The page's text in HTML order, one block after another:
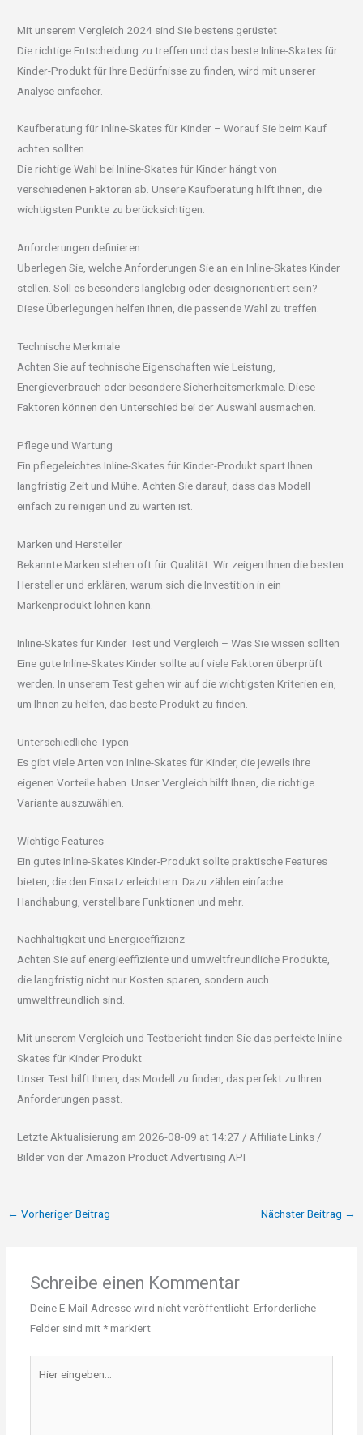
Mit unserem Vergleich 2024 sind Sie bestens gerüstet
Die richtige Entscheidung zu treffen und das beste Inline-Skates für
Kinder-Produkt für Ihre Bedürfnisse zu finden, wird mit unserer
Analyse einfacher.
Kaufberatung für Inline-Skates für Kinder – Worauf Sie beim Kauf
achten sollten
Die richtige Wahl bei Inline-Skates für Kinder hängt von
verschiedenen Faktoren ab. Unsere Kaufberatung hilft Ihnen, die
wichtigsten Punkte zu berücksichtigen.
Anforderungen definieren
Überlegen Sie, welche Anforderungen Sie an ein Inline-Skates Kinder
stellen. Soll es besonders langlebig oder designorientiert sein?
Diese Überlegungen helfen Ihnen, die passende Wahl zu treffen.
Technische Merkmale
Achten Sie auf technische Eigenschaften wie Leistung,
Energieverbrauch oder besondere Sicherheitsmerkmale. Diese
Faktoren können den Unterschied bei der Auswahl ausmachen.
Pflege und Wartung
Ein pflegeleichtes Inline-Skates für Kinder-Produkt spart Ihnen
langfristig Zeit und Mühe. Achten Sie darauf, dass das Modell
einfach zu reinigen und zu warten ist.
Marken und Hersteller
Bekannte Marken stehen oft für Qualität. Wir zeigen Ihnen die besten
Hersteller und erklären, warum sich die Investition in ein
Markenprodukt lohnen kann.
Inline-Skates für Kinder Test und Vergleich – Was Sie wissen sollten
Eine gute Inline-Skates Kinder sollte auf viele Faktoren überprüft
werden. In unserem Test gehen wir auf die wichtigsten Kriterien ein,
um Ihnen zu helfen, das beste Produkt zu finden.
Unterschiedliche Typen
Es gibt viele Arten von Inline-Skates für Kinder, die jeweils ihre
eigenen Vorteile haben. Unser Vergleich hilft Ihnen, die richtige
Variante auszuwählen.
Wichtige Features
Ein gutes Inline-Skates Kinder-Produkt sollte praktische Features
bieten, die den Einsatz erleichtern. Dazu zählen einfache
Handhabung, verstellbare Funktionen und mehr.
Nachhaltigkeit und Energieeffizienz
Achten Sie auf energieeffiziente und umweltfreundliche Produkte,
die langfristig nicht nur Kosten sparen, sondern auch
umweltfreundlich sind.
Mit unserem Vergleich und Testbericht finden Sie das perfekte Inline-
Skates für Kinder Produkt
Unser Test hilft Ihnen, das Modell zu finden, das perfekt zu Ihren
Anforderungen passt.
Letzte Aktualisierung am 2026-08-09 at 14:27 / Affiliate Links /
Bilder von der Amazon Product Advertising API
← Vorheriger Beitrag Nächster Beitrag →
Schreibe einen Kommentar
Deine E-Mail-Adresse wird nicht veröffentlicht. Erforderliche
Felder sind mit*markiert
eingeben…